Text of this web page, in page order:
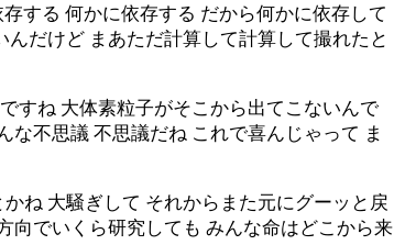
する 何かに依存する だから何かに依存して
だけど まあただ計算して計算して撮れたと
すね 大体素粒子がそこから出てこないんで
不思議 不思議だね これで喜んじゃって ま
ね 大騒ぎして それからまた元にグーッと戻
向でいくら研究しても みんな命はどこから来